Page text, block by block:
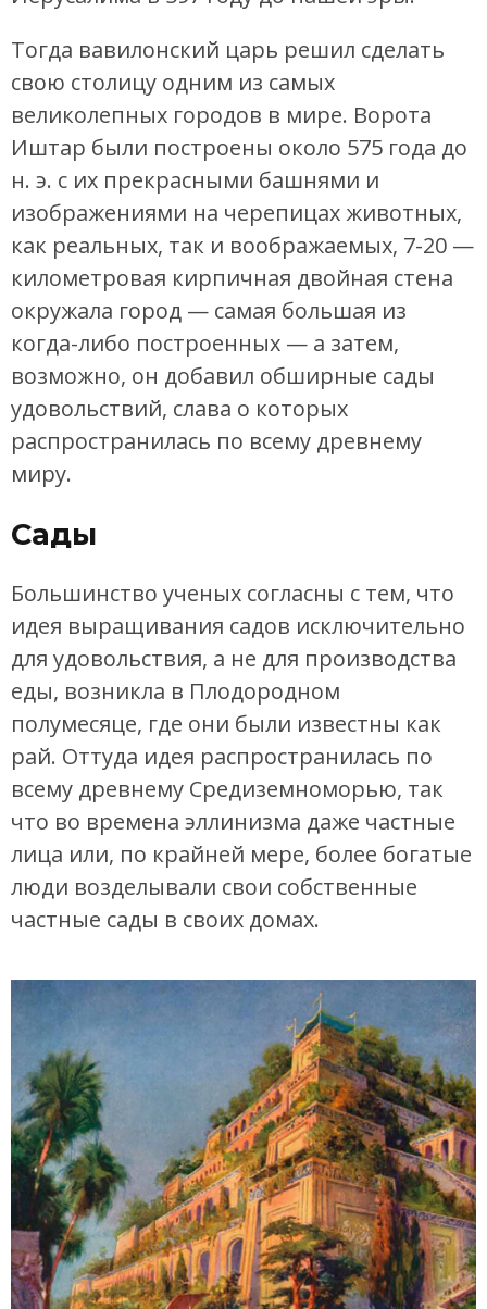
Тогда вавилонский царь решил сделать
свою столицу одним из самых
великолепных городов в мире. Ворота
Иштар были построены около 575 года до
н. э. с их прекрасными башнями и
изображениями на черепицах животных,
как реальных, так и воображаемых, 7-20 —
километровая кирпичная двойная стена
окружала город — самая большая из
когда-либо построенных — а затем,
возможно, он добавил обширные сады
удовольствий, слава о которых
распространилась по всему древнему
миру.
Сады
Большинство ученых согласны с тем, что
идея выращивания садов исключительно
для удовольствия, а не для производства
еды, возникла в Плодородном
полумесяце, где они были известны как
рай. Оттуда идея распространилась по
всему древнему Средиземноморью, так
что во времена эллинизма даже частные
лица или, по крайней мере, более богатые
люди возделывали свои собственные
частные сады в своих домах.